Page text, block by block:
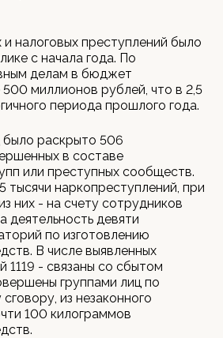
и налоговых преступлений было
с начала года. По
делам в бюджет
миллионов рублей, что в 2,5
периода прошлого года.
раскрыто 506
в составе
или преступных сообществ.
тысячи наркопреступлений, при
них - на счету сотрудников
деятельность девяти
по изготовлению
В числе выявленных
1119 - связаны со сбытом
группами лиц по
из незаконного
100 килограммов